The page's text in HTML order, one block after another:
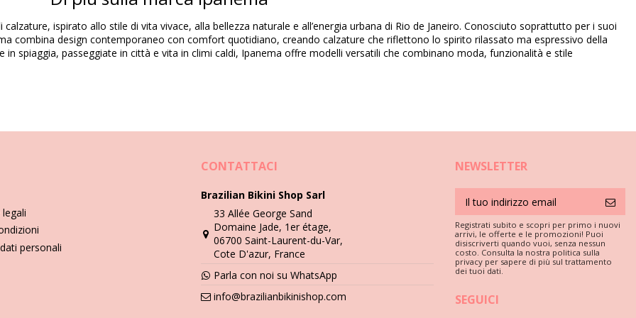
24 (7909806836987), 25-26 (7909806836994)
Istruzioni di lavaggio e cura
Zaxy, Grendha ecc.
cosa, bagnali. Spazzolali con una spugna morbida o una spazzola di setola. Spugna in acqua tiepida, aggiungi sapone e
sfregare fino a rimuovere lo sporco. Risciacquare le infradito per lavare via tutto il sapone. Asciugali con un panno e all'aria ma
ispirato allo stile di vita vivace, alla bellezza naturale e all’energia urbana di Rio de Janeiro. Conosciuto soprattutto per i suoi
combina design contemporaneo con comfort quotidiano, creando calzature che riflettono lo spirito rilassato ma espressivo della
spiaggia, passeggiate in città e vita in climi caldi, Ipanema offre modelli versatili che combinano moda, funzionalità e stile
personali
CONTATTACI
Brazilian Bikini Shop Sarl
33 Allée George Sand
Domaine Jade, 1er étage,
06700 Saint-Laurent-du-Var,
Cote D'azur, France
Parla con noi su WhatsApp
info@brazilianbikinishop.com
NEWSLETTER
Registrati subito e scopri per primo i nuovi
arrivi, le offerte e le promozioni! Puoi
disiscriverti quando vuoi, senza nessun
costo. Consulta la nostra politica sulla
privacy per sapere di più sul trattamento
dei tuoi dati.
SEGUICI